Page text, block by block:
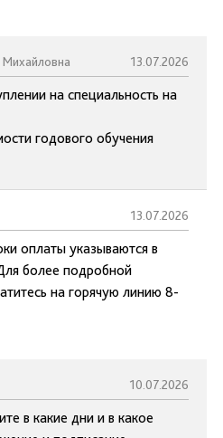
Михайловна 13.07.2026
на специальность на
годового обучения
13.07.2026
оплаты указываются в
более подробной
на горячую линию 8-
10.07.2026
в какие дни и в какое